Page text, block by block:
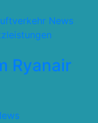
News
Ryanair